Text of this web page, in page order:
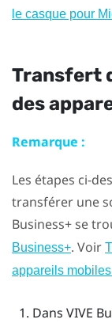
le casque pour
Transfert
des
Remarque :
Les étapes ci-
transférer une
Business+se
Business+. Voir
appareils
Dans VIVE